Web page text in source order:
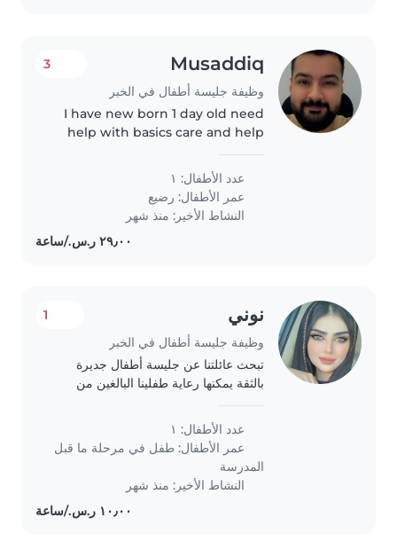
Musaddiq
وظيفة جليسة أطفال في الخبر
3
I have new born 1 day old need
help with basics care and help
عدد الأطفال: ١
عمر الأطفال: رضيع
النشاط الأخير: منذ شهر
نوني
وظيفة جليسة أطفال في الخبر
1
تبحث عائلتنا عن جليسة أطفال جديرة
بالثقة يمكنها رعاية طفلينا البالغين من
إلى جليسة أطفال تستطيع التعامل مع
الحيوانات الأليفة و القيام ببعض الأعمال..
عدد الأطفال: ١
عمر الأطفال: طفل في مرحلة ما قبل
المدرسة
النشاط الأخير: منذ شهر